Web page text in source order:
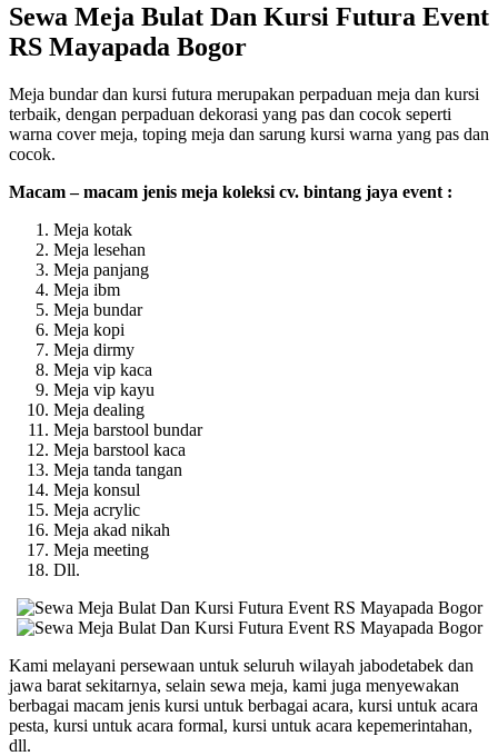
Sewa Meja Bulat Dan Kursi Futura Event
RS Mayapada Bogor
Meja bundar dan kursi futura merupakan perpaduan meja dan kursi
terbaik, dengan perpaduan dekorasi yang pas dan cocok seperti
warna cover meja, toping meja dan sarung kursi warna yang pas dan
cocok.
Macam – macam jenis meja koleksi cv. bintang jaya event :
Meja kotak
Meja lesehan
Meja panjang
Meja ibm
Meja bundar
Meja kopi
Meja dirmy
Meja vip kaca
Meja vip kayu
Meja dealing
Meja barstool bundar
Meja barstool kaca
Meja tanda tangan
Meja konsul
Meja acrylic
Meja akad nikah
Meja meeting
Dll.
Kami melayani persewaan untuk seluruh wilayah jabodetabek dan
jawa barat sekitarnya, selain sewa meja, kami juga menyewakan
berbagai macam jenis kursi untuk berbagai acara, kursi untuk acara
pesta, kursi untuk acara formal, kursi untuk acara kepemerintahan,
dll.